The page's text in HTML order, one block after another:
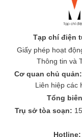
Cơ quan chủ quản:
Liên hiệp các
Trụ sở tòa soạn:
Hotline:
THÔNG TIN TÒA